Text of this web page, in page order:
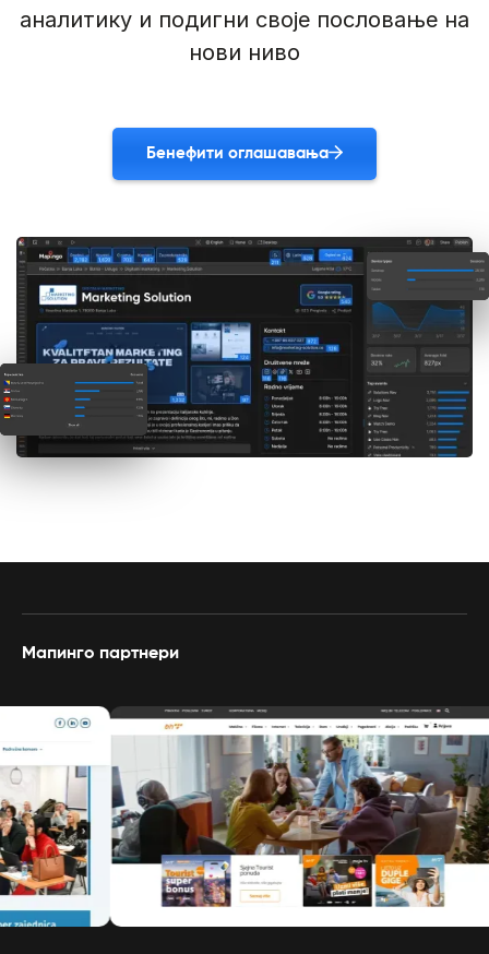
аналитику и подигни своје пословање на
нови ниво
Бенефити оглашавања
Мапинго партнери